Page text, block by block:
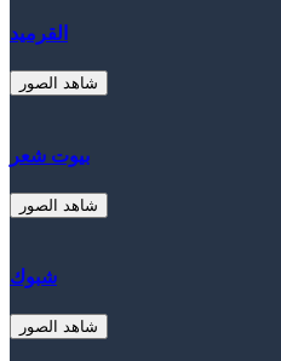
القرميد
شاهد الصور
بيوت شعر
شاهد الصور
شبوك
شاهد الصور